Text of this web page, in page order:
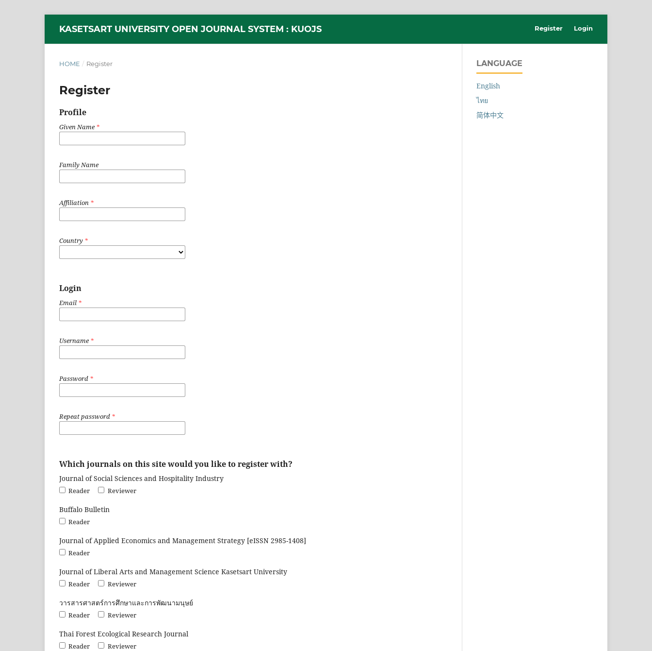
KASETSART UNIVERSITY OPEN JOURNAL SYSTEM : KUOJS Register Login
HOME / Register
Register
Profile
Given Name*
Family Name
Affiliation *
Country *
Login
Email *
Username*
Password *
Repeat password *
Which journals on this site would you like to register with?
Journal of Social Sciences and Hospitality Industry
Reader Reviewer
Buffalo Bulletin
Reader
Journal of Applied Economics and Management Strategy [eISSN 2985-1408]
Reader
Journal of Liberal Arts and Management Science Kasetsart University
Reader Reviewer
วารสารศาสตร์การศึกษาและการพัฒนามนุษย์
Reader Reviewer
Thai Forest Ecological Research Journal
Reader Reviewer
LANGUAGE
English
ไทย
简体中文